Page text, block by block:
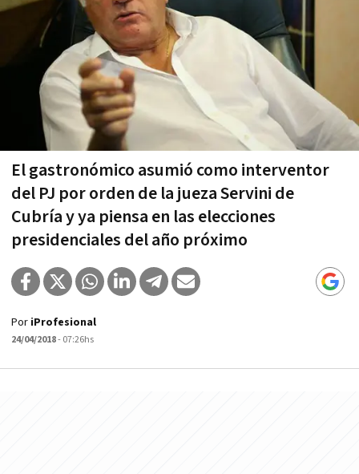
El gastronómico asumió como interventor
del PJ por orden de la jueza Servini de
Cubría y ya piensa en las elecciones
presidenciales del año próximo
Por iProfesional
24/04/2018- 07:26hs